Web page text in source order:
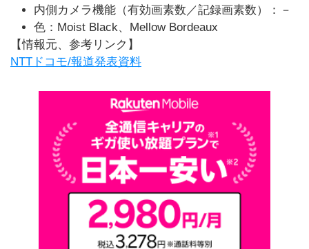
内側カメラ機能（有効画素数／記録画素数）：－
色：Moist Black、Mellow Bordeaux
【情報元、参考リンク】
NTTドコモ/報道発表資料